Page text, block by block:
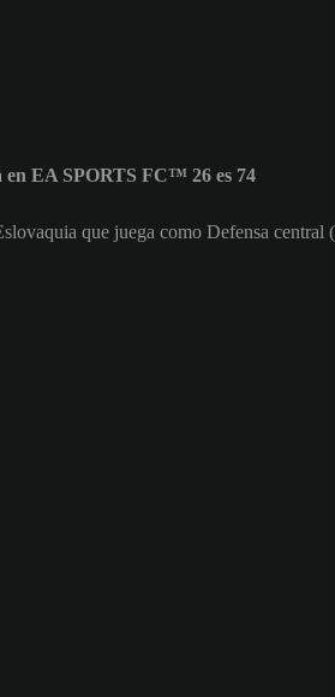
EA SPORTS FC™ 26 es 74
que juega como Defensa